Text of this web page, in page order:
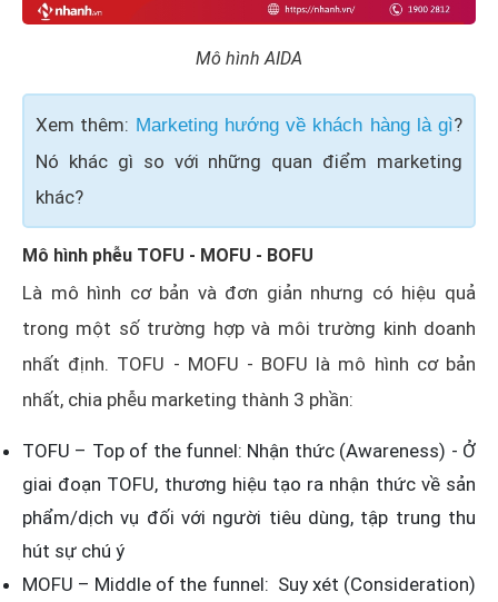
Mô hình AIDA
Xem thêm: Marketing hướng về khách hàng là gì?
Nó khác gì so với những quan điểm marketing
khác?
Mô hình phễu TOFU - MOFU - BOFU
Là mô hình cơ bản và đơn giản nhưng có hiệu quả
trong một số trường hợp và môi trường kinh doanh
nhất định. TOFU - MOFU - BOFU là mô hình cơ bản
nhất, chia phễu marketing thành 3 phần:
TOFU – Top of the funnel: Nhận thức (Awareness) - Ở
giai đoạn TOFU, thương hiệu tạo ra nhận thức về sản
phẩm/dịch vụ đối với người tiêu dùng, tập trung thu
hút sự chú ý
MOFU – Middle of the funnel: Suy xét (Consideration)